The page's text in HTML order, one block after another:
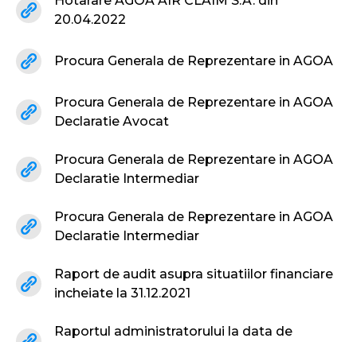
20.04.2022
Procura Generala de Reprezentare in AGOA
Procura Generala de Reprezentare in AGOA
Declaratie Avocat
Procura Generala de Reprezentare in AGOA
Declaratie Intermediar
Procura Generala de Reprezentare in AGOA
Declaratie Intermediar
Raport de audit asupra situatiilor financiare
incheiate la 31.12.2021
Raportul administratorului la data de